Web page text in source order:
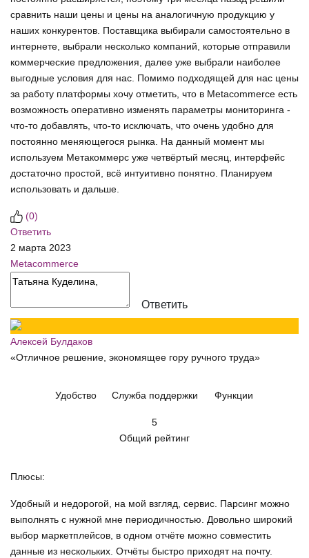
сравнить наши цены и цены на аналогичную продукцию у
наших конкурентов. Поставщика выбирали самостоятельно в
интернете, выбрали несколько компаний, которые отправили
коммерческие предложения, далее уже выбрали наиболее
выгодные условия для нас. Помимо подходящей для нас цены
за работу платформы хочу отметить, что в Metacommerce есть
возможность оперативно изменять параметры мониторинга -
что-то добавлять, что-то исключать, что очень удобно для
постоянно меняющегося рынка. На данный момент мы
используем Метакоммерс уже четвёртый месяц, интерфейс
достаточно простой, всё интуитивно понятно. Планируем
использовать и дальше.
(0)
Ответить
2 марта 2023
Metacommerce
Ответить
Алексей Булдаков
«Отличное решение, экономящее гору ручного труда»
Удобство Служба поддержки Функции
5
Общий рейтинг
Плюсы:
Удобный и недорогой, на мой взгляд, сервис. Парсинг можно
выполнять с нужной мне периодичностью. Довольно широкий
выбор маркетплейсов, в одном отчёте можно совместить
данные из нескольких. Отчёты быстро приходят на почту.